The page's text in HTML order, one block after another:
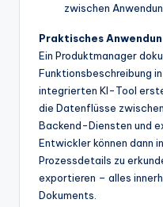
zwischen
Praktisches
Ein Produktmanager
Funktionsbeschreibung
integrierten KI-Tool
die Datenflüsse
Backend-Diensten und
Entwickler können dann
Prozessdetails zu
exportieren – alles
Dokuments.